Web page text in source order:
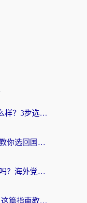
海外党必看：Astrill VPN怎么样？3步选对回国加速器实现无缝刷剧玩游戏
海外追剧卡顿、游戏延迟？教你选回国加速器，附免费加速器试用一小时福利
国外连回国内加速器可以用吗？海外党亲测实用指南，解决追剧游戏卡顿难题
海外看CCTV5直播总卡顿？这篇指南教你选对回国加速器，无缝刷国内资源